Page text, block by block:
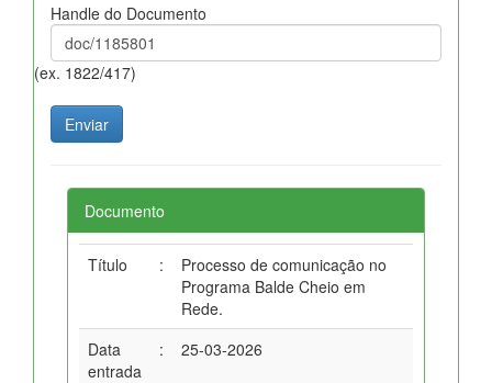
Handle do Documento
(ex. 1822/417)
Documento
Título :
Processo de comunicação no
Programa Balde Cheio em
Rede.
Data
entrada
: 25-03-2026